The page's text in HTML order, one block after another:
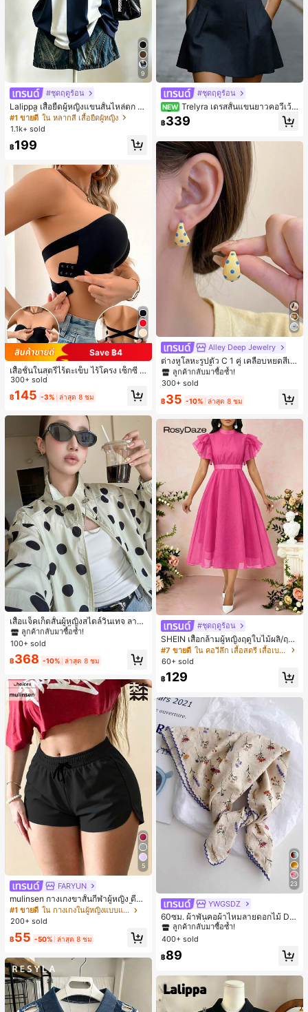
9
#ชุดฤดูร้อน
Lalippa เสื้อยืดผู้หญิงแขนสั้นไหล่ตก ค
อวีปกเสื้อ ลายพิมพ์ดิจิทัลลายทาง สไตล์
สปอร์ตแฟชั่นมินิมอล ของขวัญสำหรับเ
พื่อน
#1 ขายดี ใน หลากสี เสื้อยืดผู้หญิง
1.1k+ sold
฿199
Save ฿4
เสื้อชั้นในสตรีไร้ตะเข็บ ไร้โครง เซ็กซี่ ด้
านข้างไม่ลื่น แผ่นรองถอดได้ ลายไขว้ห
ลัง ไร้สาย สบายตลอดวัน
300+ sold
฿145 -3% ล่าสุด 8 ชม
เสื้อแจ็คเก็ตสั้นผู้หญิงสไตล์วินเทจ ลายจุ
ดขนาดใหญ่ คอตั้ง เอวเข้ารูป แขนพอง
ทรงหลวม แฟชั่นอเนกประสงค์ สำหรับใ
ส่ประจำวันและไปเที่ยวพักผ่อน
#1 ขายดี ใน กระเป๋า เสื้อคลุมลำลอง
ลูกค้ากลับมาซื้อซ้ำ!
#1 ขายดี ใน กระเป๋า เสื้อคลุมลำลอง
ลูกค้ากลับมาซื้อซ้ำ!
#1 ขายดี ใน กระเป๋า เสื้อคลุมลำลอง
ลูกค้ากลับมาซื้อซ้ำ!
#1 ขายดี ใน กระเป๋า เสื้อคลุมลำลอง
ลูกค้ากลับมาซื้อซ้ำ!
100+ sold
฿368 -10% ล่าสุด 8 ชม
5
FARYUN
mulinsen กางเกงขาสั้นกีฬาผู้หญิง ดีไซ
น์ปลายเปิด เอวยืดหยุ่น กางเกงขาสั้น
ลำลองกีฬาฤดูร้อน ความยาว 3/4
#1 ขายดี
ใน กางเกงในผู้หญิงแบบแอคทีฟ
200+ sold
฿55 -50% ล่าสุด 8 ชม
#ชุดฤดูร้อน
NEW Trelyra เดรสสั้นแขนยาวคอวีเว้า
สีพื้นสำหรับผู้หญิง
฿339
Alley Deep Jewelry
ต่างหูโลหะรูปตัว C 1 คู่ เคลือบหยดสีเห
ลือง ลายจุดสีน้ำเงิน สไตล์ยุโรปและอเม
ริกัน แฟชั่นส่วนตัว หวานและสง่างาม
ดินทาง งานแต่งงาน ปาร์ตี้ วันเกิด ของ
#1 ขายดี ใน โบโฮ ต่างหูผู้หญิง
ลูกค้ากลับมาซื้อซ้ำ!
เกือบหมดแล้ว!
#1 ขายดี ใน โบโฮ ต่างหูผู้หญิง
ลูกค้ากลับมาซื้อซ้ำ!
เกือบหมดแล้ว!
#1 ขายดี ใน โบโฮ ต่างหูผู้หญิง
ลูกค้ากลับมาซื้อซ้ำ!
เกือบหมดแล้ว!
#1 ขายดี ใน โบโฮ ต่างหูผู้หญิง
ลูกค้ากลับมาซื้อซ้ำ!
เกือบหมดแล้ว!
300+ sold
฿35 -10% ล่าสุด 8 ชม
#ชุดฤดูร้อน
SHEIN เสื้อกล้ามผู้หญิงฤดูใบไม้ผลิ/ฤดูร้
อน ใหม่ สไตล์มินิมอลลำลองหรูหรา สีบ
ล็อก ลายจุด คอวี แพตช์เวิร์ก ชายระบา
ย แขนกุด ทรงเข้ารูป อเนกประสงค์, เสื้อ
ผู้หญิงฤดูใบไม้ผลิ/ฤดูร้อน, เสื้อหรูหราผู้
#7 ขายดี
ใน คอวีลึก เสื้อสตรี เสื้อเบลาส์ & Tee
60+ sold
฿129
23
YWGSDZ
60ซม. ผ้าพันคอผ้าไหมลายดอกไม้ Dit
sy สีเบจ, เครื่องประดับใหม่สำหรับผู้หญิ
งฤดูใบไม้ผลิ/ฤดูใบไม้ร่วง, ผ้าพันคอผืน
#1 ขายดี
ลูกค้ากลับมาซื้อซ้ำ!
#1 ขายดี
ลูกค้ากลับมาซื้อซ้ำ!
#1 ขายดี
ลูกค้ากลับมาซื้อซ้ำ!
#1 ขายดี
ใน ดอกไม้ ผ้าพันคอและผ้าพันคอผู้หญิง
400+ sold
฿89